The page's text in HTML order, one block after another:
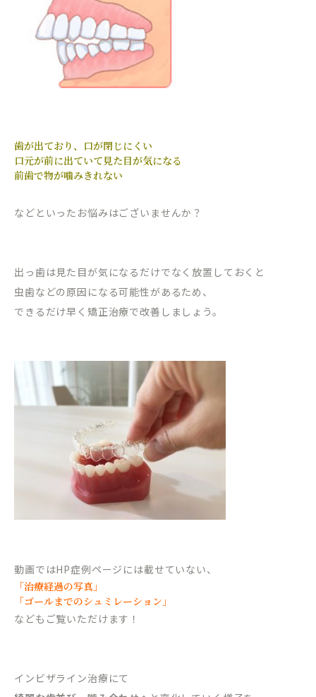
歯が出ており、口が閉じにくい
口元が前に出ていて見た目が気になる
前歯で物が噛みきれない
などといったお悩みはございませんか？
出っ歯は見た目が気になるだけでなく放置しておくと
虫歯などの原因になる可能性があるため、
できるだけ早く矯正治療で改善しましょう。
動画ではHP症例ページには載せていない、
「治療経過の写真」
「ゴールまでのシュミレーション」
などもご覧いただけます！
インビザライン治療にて